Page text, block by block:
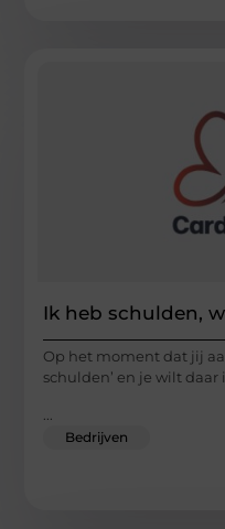
Ik heb schulden,
Op het moment dat jij
schulden’ en je wilt
Bedrijven